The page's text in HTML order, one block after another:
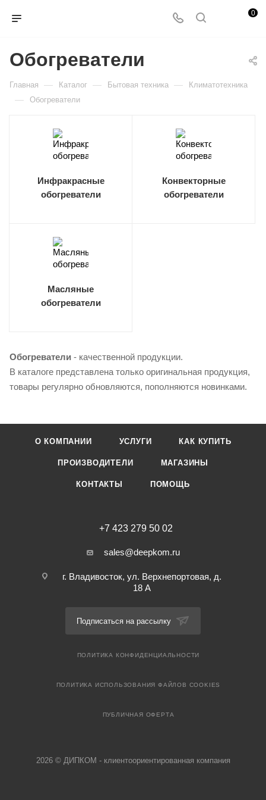
0
Обогреватели
Главная — Каталог — Бытовая техника — Климатотехника
— Обогреватели
Инфракрасные
обогреватели
Конвекторные
обогреватели
Масляные
обогреватели
Обогреватели - качественной продукции.
В каталоге представлена только оригинальная продукция,
товары регулярно обновляются, пополняются новинками.
О КОМПАНИИ УСЛУГИ КАК КУПИТЬ
ПРОИЗВОДИТЕЛИ МАГАЗИНЫ
КОНТАКТЫ ПОМОЩЬ
+7 423 279 50 02
sales@deepkom.ru
г. Владивосток, ул. Верхнепортовая, д.
18 А
Подписаться на рассылку
ПОЛИТИКА КОНФИДЕНЦИАЛЬНОСТИ
ПОЛИТИКА ИСПОЛЬЗОВАНИЯ ФАЙЛОВ COOKIES
ПУБЛИЧНАЯ ОФЕРТА
2026 © ДИПКОМ - клиентоориентированная компания